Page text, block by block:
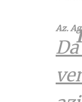
Az.